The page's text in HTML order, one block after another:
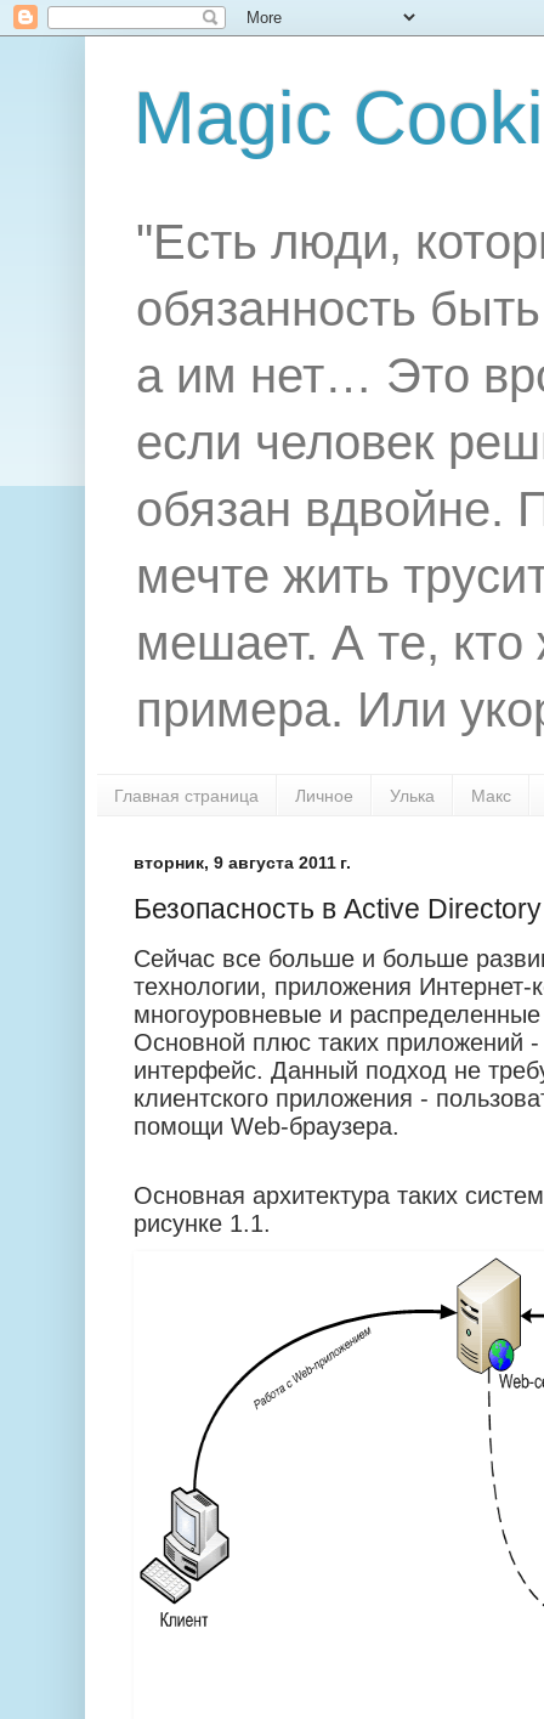
Magic
"Есть люди,
обязанность
а им нет… Это
если человек
обязан вдвойне.
мечте жить
мешает. А те,
примера. Или
Главная страница Личное Улька Макс
вторник, 9 августа 2011 г.
Безопасность в Active Directory
Сейчас все больше и больше
технологии, приложения
многоуровневые и
Основной плюс таких приложений
интерфейс. Данный подход не
клиентского приложения -
помощи Web-браузера.
Основная архитектура таких
рисунке 1.1.